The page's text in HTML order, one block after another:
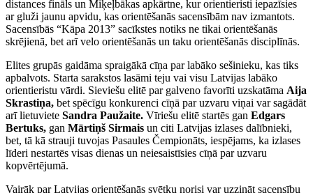
distances fināls un Miķeļbākas apkārtne, kur orientieristi iepazīsies
ar gluži jaunu apvidu, kas orientēšanās sacensībām nav izmantots.
Sacensībās “Kāpa 2013” sacīkstes notiks ne tikai orientēšanās
skrējienā, bet arī velo orientēšanās un taku orientēšanās disciplīnās.
Elites grupās gaidāma spraigākā cīņa par labāko sešinieku, kas tiks
apbalvots. Starta sarakstos lasāmi teju vai visu Latvijas labāko
orientieristu vārdi. Sieviešu elitē par galveno favorīti uzskatāma Aija
Skrastiņa, bet spēcīgu konkurenci cīņā par uzvaru viņai var sagādāt
arī lietuviete Sandra Paužaite. Vīriešu elitē startēs gan Edgars
Bertuks, gan Mārtiņš Sirmais un citi Latvijas izlases dalībnieki,
bet, tā kā strauji tuvojas Pasaules Čempionāts, iespējams, ka izlases
līderi nestartēs visas dienas un neiesaistīsies cīņā par uzvaru
kopvērtējumā.
Vairāk par Latvijas orientēšanās svētku norisi var uzzināt sacensību